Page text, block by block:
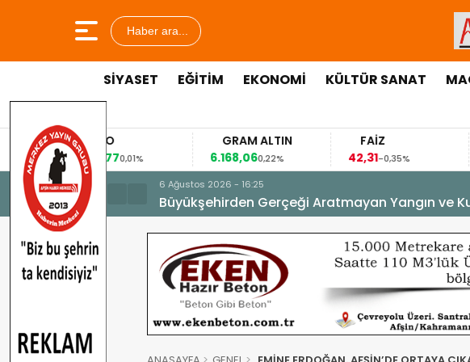
Haber ara...
SİYASET EĞİTİM EKONOMİ KÜLTÜR SANAT
EURO
53,84770,01%
GRAM ALTIN
6.168,060,22%
FAİZ
42,31-0,35%
6 Ağustos 2026 - 16:25
Büyükşehirden Gerçeği Aratmayan Yangın ve